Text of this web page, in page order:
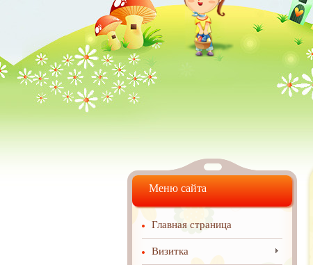
Меню сайта
Главная страница
Визитка